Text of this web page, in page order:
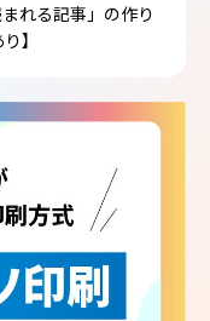
れる記事」の作り
】